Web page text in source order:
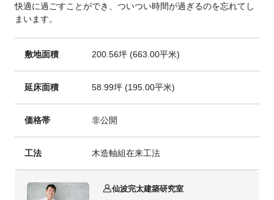
快適に過ごすことができ、ついつい時間が過ぎるのを忘れてし
まいます。
敷地面積 200.56坪 (663.00平米)
延床面積 58.99坪 (195.00平米)
価格帯 非公開
工法 木造軸組在来工法
仙波完太建築研究室